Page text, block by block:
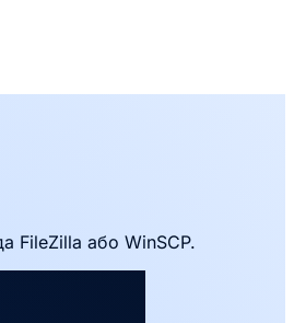
FileZilla або WinSCP.